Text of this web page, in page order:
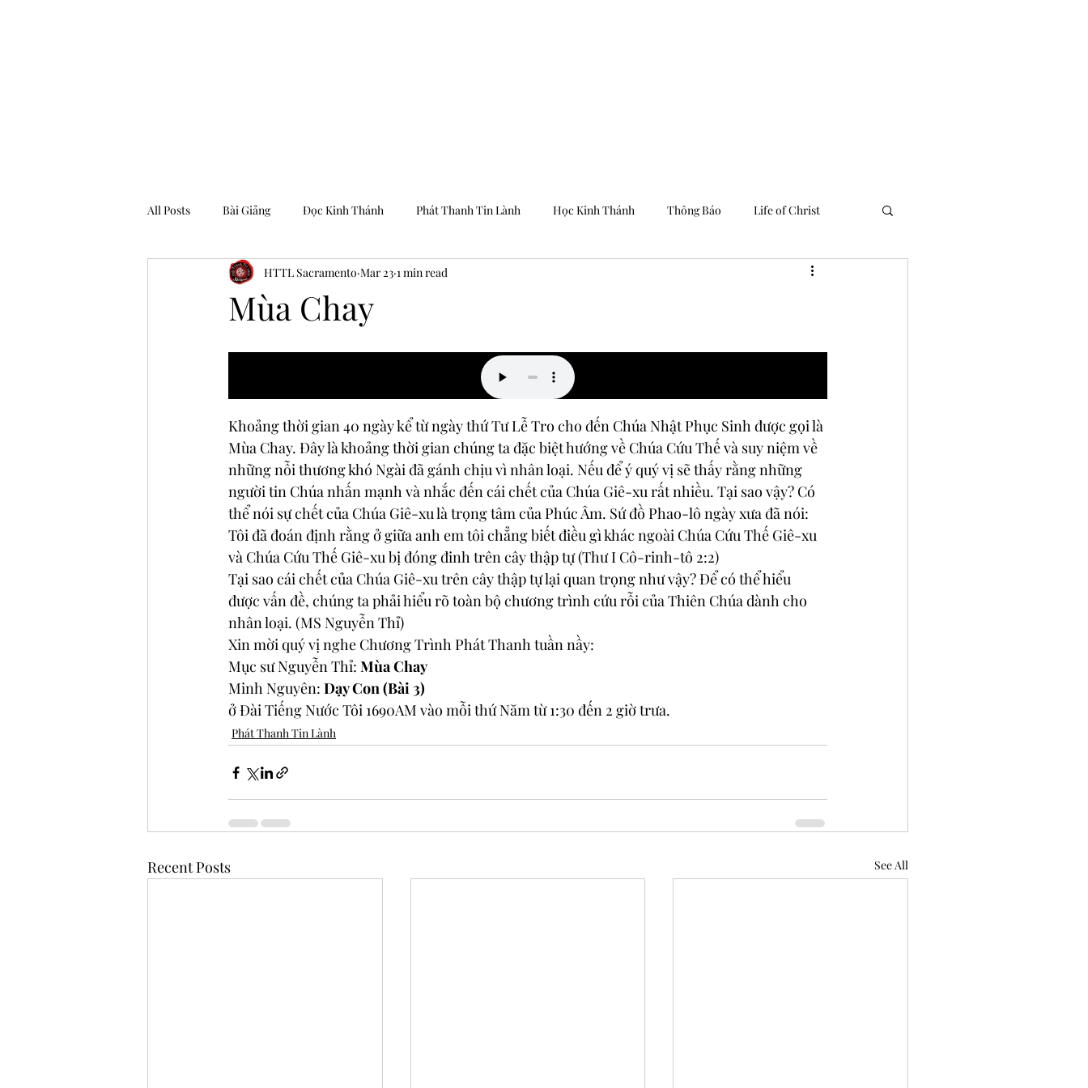
All Posts Bài Giảng Đọc Kinh Thánh Phát Thanh Tin Lành Học Kinh Thánh Thông Báo Life of Christ
Mùa Chay
HTTL Sacramento Mar 23 1 min read
Khoảng thời gian 40 ngày kể từ ngày thứ Tư Lễ Tro cho đến Chúa Nhật Phục Sinh được gọi là
Mùa Chay. Đây là khoảng thời gian chúng ta đặc biệt hướng về Chúa Cứu Thế và suy niệm về
những nỗi thương khó Ngài đã gánh chịu vì nhân loại. Nếu để ý quý vị sẽ thấy rằng những
người tin Chúa nhấn mạnh và nhắc đến cái chết của Chúa Giê-xu rất nhiều. Tại sao vậy? Có
thể nói sự chết của Chúa Giê-xu là trọng tâm của Phúc Âm. Sứ đồ Phao-lô ngày xưa đã nói:
Tôi đã đoán định rằng ở giữa anh em tôi chẳng biết điều gì khác ngoài Chúa Cứu Thế Giê-xu
và Chúa Cứu Thế Giê-xu bị đóng đinh trên cây thập tự (Thư I Cô-rinh-tô 2:2)
Tại sao cái chết của Chúa Giê-xu trên cây thập tự lại quan trọng như vậy? Để có thể hiểu
được vấn đề, chúng ta phải hiểu rõ toàn bộ chương trình cứu rỗi của Thiên Chúa dành cho
nhân loại. (MS Nguyễn Thỉ)
Xin mời quý vị nghe Chương Trình Phát Thanh tuần nầy:
Mục sư Nguyễn Thỉ: Mùa Chay
Minh Nguyên: Dạy Con (Bài 3)
ở Đài Tiếng Nước Tôi 1690AM vào mỗi thứ Năm từ 1:30 đến 2 giờ trưa.
Phát Thanh Tin Lành
Recent Posts See All